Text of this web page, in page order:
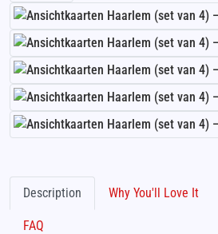
Description Why You'll Love It
FAQ